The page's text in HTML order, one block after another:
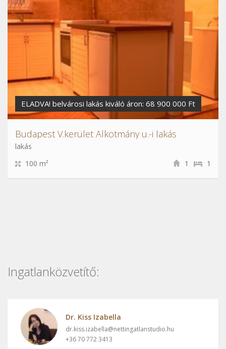
ELADVA! belvárosi lakás kiváló áron: 68 900 000 Ft
Budapest V.kerület Alkotmány u.-i lakás
lakás
100 m²
1
1
Ingatlanközvetítő:
Dr. Kiss Izabella
dr.kiss.izabella@nettingatlanstudio.hu
+36 70 772 3413